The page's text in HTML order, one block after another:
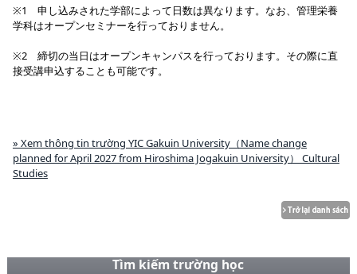
※1 申し込みされた学部によって日数は異なります。なお、管理栄養
学科はオープンセミナーを行っておりません。
※2 締切の当日はオープンキャンパスを行っております。その際に直
接受講申込することも可能です。
» Xem thông tin trường YIC Gakuin University（Name change
planned for April 2027 from Hiroshima Jogakuin University） Cultural
Studies
Tìm kiếm trường học